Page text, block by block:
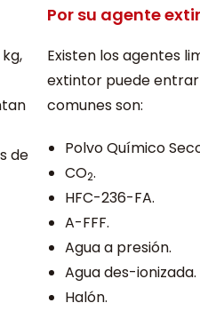
de
Por su agente
Existen los agentes
extintor puede
comunes son:
Polvo Químico
CO2.
HFC-236-FA.
A-FFF.
Agua a presión.
Agua des-ionizada.
Halón.